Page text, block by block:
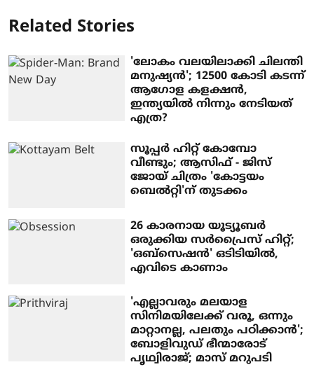
Related Stories
'ലോകം വലയിലാക്കി ചിലന്തി
മനുഷ്യന്‍'; 12500 കോടി കടന്ന്
ആഗോള കളക്ഷന്‍,
ഇന്ത്യയില്‍ നിന്നും നേടിയത്
എത്ര?
സൂപ്പർ ഹിറ്റ് കോമ്പോ
വീണ്ടും; ആസിഫ് - ജിസ്
ജോയ് ചിത്രം 'കോട്ടയം
ബെൽറ്റി'ന് തുടക്കം
26 കാരനായ യൂട്യൂബർ
ഒരുക്കിയ സർപ്രൈസ് ഹിറ്റ്;
'ഒബ്സെഷൻ' ഒടിടിയിൽ,
എവിടെ കാണാം
'എല്ലാവരും മലയാള
സിനിമയിലേക്ക് വരൂ, ഒന്നും
മാറ്റാനല്ല, പലതും പഠിക്കാന്‍';
ബോളിവുഡ് ഭീന്മാരോട്
പൃഥ്വിരാജ്; മാസ് മറുപടി